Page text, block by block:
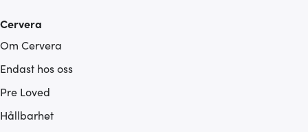
Cervera
Om Cervera
Endast hos oss
Pre Loved
Hållbarhet